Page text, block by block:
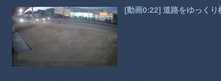
[動画0:22] 道路をゆっく